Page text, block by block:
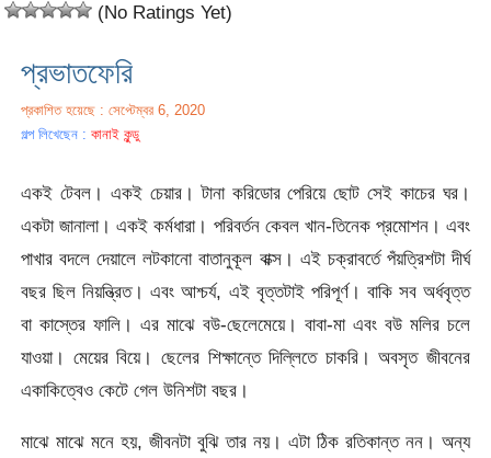
(No Ratings Yet)
প্রভাতফেরি
প্রকাশিত হয়েছে : সেপ্টেম্বর 6, 2020
গল্প লিখেছেন :কানাই কুন্ডু
একই টেবল। একই চেয়ার। টানা করিডোর পেরিয়ে ছোট সেই কাচের ঘর।
একটা জানালা। একই কর্মধারা। পরিবর্তন কেবল খান-তিনেক প্রমোশন। এবং
পাখার বদলে দেয়ালে লটকানো বাতানুকূল বাক্স। এই চক্রাবর্তে পঁয়ত্রিশটা দীর্ঘ
বছর ছিল নিয়ন্ত্রিত। এবং আশ্চর্য, এই বৃত্তটাই পরিপূর্ণ। বাকি সব অর্ধবৃত্ত
বা কাস্তের ফালি। এর মাঝে বউ-ছেলেমেয়ে। বাবা-মা এবং বউ মলির চলে
যাওয়া। মেয়ের বিয়ে। ছেলের শিক্ষান্তে দিল্লিতে চাকরি। অবসৃত জীবনের
একাকিত্বেও কেটে গেল উনিশটা বছর।
মাঝে মাঝে মনে হয়, জীবনটা বুঝি তার নয়। এটা ঠিক রতিকান্ত নন। অন্য